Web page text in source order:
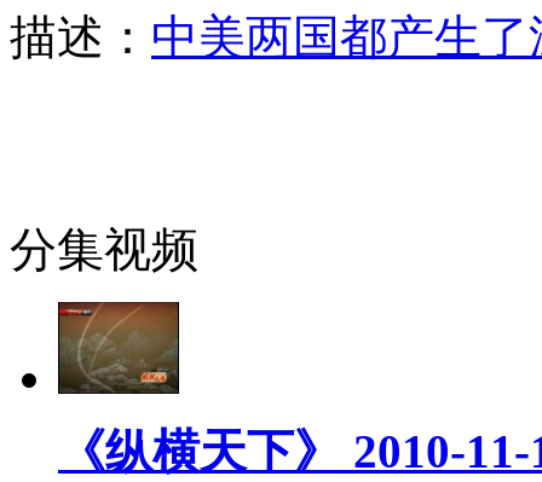
描述： 中美两国都产生
分集视频
《纵横天下》 2010-